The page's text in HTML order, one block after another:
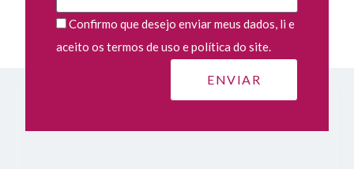
Confirmo que desejo enviar meus dados, li e
aceito os termos de uso e política do site.